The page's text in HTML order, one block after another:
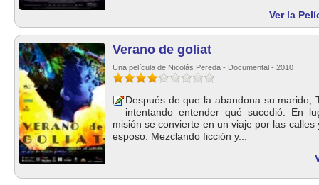
Ver la
Verano de goliat
Una película de Nicolás Pereda - Documental - 2010
Después de que la abandona su marido,
intentando entender qué sucedió. En
misión se convierte en un viaje por las
esposo. Mezclando ficción y...